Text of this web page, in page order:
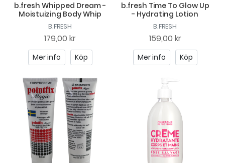
b.fresh Whipped Dream -
Moistuizing Body Whip
B.FRESH
179,00 kr
Mer info Köp
b.fresh Time To Glow Up
- Hydrating Lotion
B.FRESH
159,00 kr
Mer info Köp